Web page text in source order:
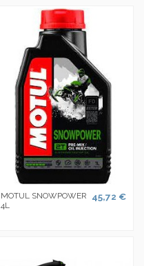
MOTUL SNOWPOWER
4L
45,72 €